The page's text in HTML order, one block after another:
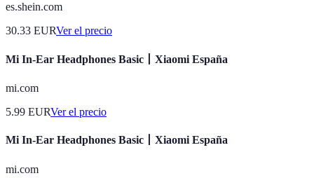
es.shein.com
30.33 EURVer el precio
Mi In-Ear Headphones Basic丨Xiaomi España
mi.com
5.99 EURVer el precio
Mi In-Ear Headphones Basic丨Xiaomi España
mi.com